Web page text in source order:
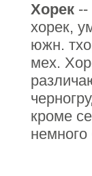
Хорек --
хорек,
южн.
мех.
кроме